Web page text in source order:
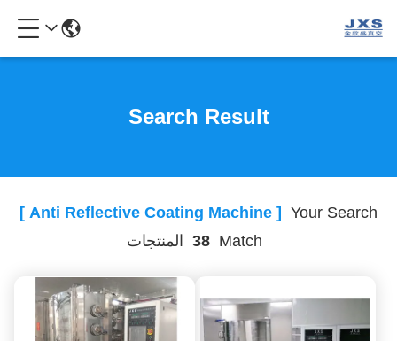
Search Result
Your Search
[ Anti Reflective Coating Machine ]
38 المنتجات